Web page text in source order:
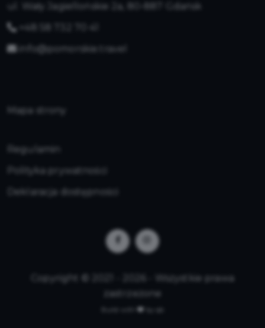
ul. Wały Jagiellońskie 2a, 80-887 Gdańsk
+48 58 732 70 41
info@pomorskie.travel
Mapa strony
Regulamin
Polityka prywatności
Deklaracja dostępności
Copyright © 2021 - 2026 - Wszystkie prawa
zastrzeżone